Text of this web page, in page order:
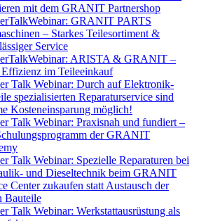
mit dem GRANIT Partnershop
GRANIT PARTS
– Starkes Teilesortiment &
Service
ARISTA & GRANIT –
im Teileeinkauf
Talk Webinar: Durch auf Elektronik-
spezialisierten Reparaturservice sind
Kosteneinsparung möglich!
Talk Webinar: Praxisnah und fundiert –
der GRANIT
Talk Webinar: Spezielle Reparaturen bei
und Dieseltechnik beim GRANIT
Center zukaufen statt Austausch der
Bauteile
Talk Webinar: Werkstattausrüstung als